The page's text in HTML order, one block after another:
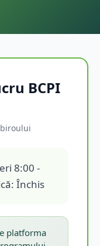
BCPI
8:00 -
Închis
platforma